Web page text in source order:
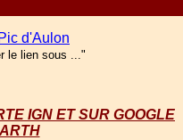
d'Aulon
le lien sous ..."
IGN ET SUR GOOGLE